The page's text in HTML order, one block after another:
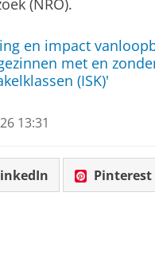
en impact
met en
(ISK)'
13:31
Pinterest